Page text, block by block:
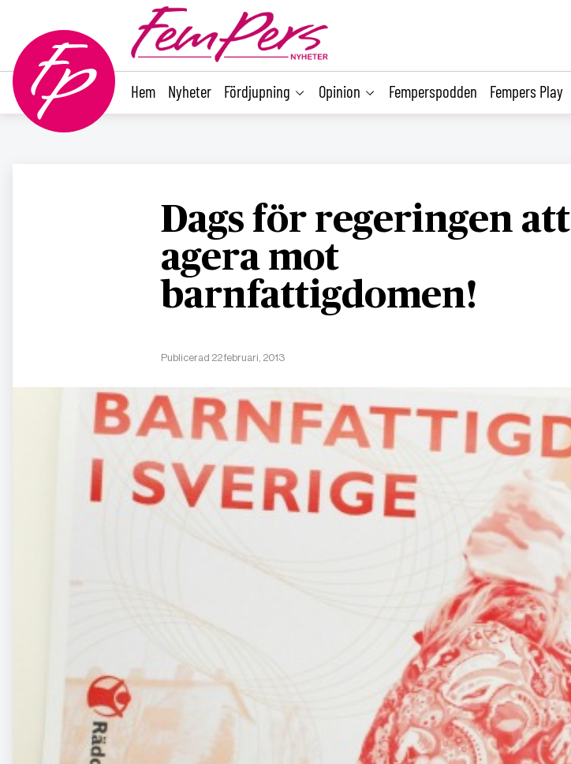
Hem Nyheter Fördjupning Opinion Femperspodden Fempers Play
Dags för regeringen att
agera mot
barnfattigdomen!
Publicerad 22 februari, 2013